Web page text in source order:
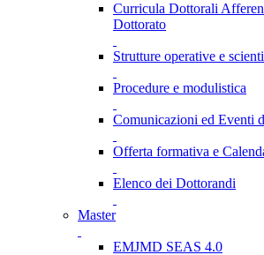
Curricula Dottorali
Dottorato
Strutture operative e
Procedure e modulistica
Comunicazioni ed Eventi
Offerta formativa e
Elenco dei Dottorandi
Master
EMJMD SEAS 4.0